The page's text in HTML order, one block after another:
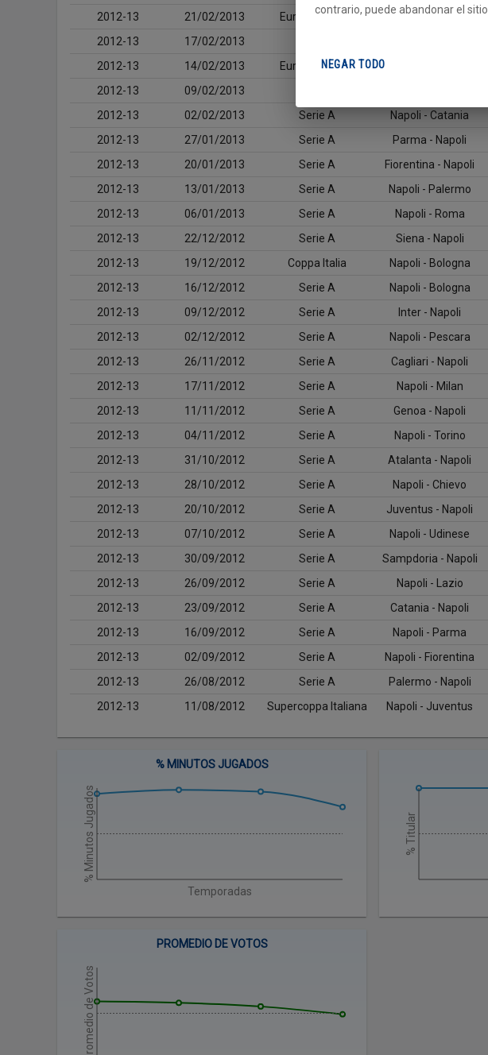
2012-13
21/02/2013 Europa League Viktoria Plzen - Napoli
2012-13
17/02/2013
2012-13
14/02/2013 Europa League Napoli - Viktoria Plzen
2012-13
09/02/2013
2012-13
02/02/2013 Serie A Napoli - Catania
2012-13
27/01/2013 Serie A Parma - Napoli
2012-13
20/01/2013 Serie A Fiorentina - Napoli
2012-13
13/01/2013 Serie A Napoli - Palermo
2012-13
06/01/2013 Serie A Napoli - Roma
2012-13
22/12/2012 Serie A Siena - Napoli
2012-13
19/12/2012 Coppa Italia Napoli - Bologna
2012-13
16/12/2012 Serie A Napoli - Bologna
2012-13
09/12/2012 Serie A Inter - Napoli
2012-13
02/12/2012 Serie A Napoli - Pescara
2012-13
26/11/2012 Serie A Cagliari - Napoli
2012-13
17/11/2012 Serie A Napoli - Milan
2012-13
11/11/2012 Serie A Genoa - Napoli
2012-13
04/11/2012 Serie A Napoli - Torino
2012-13
31/10/2012 Serie A Atalanta - Napoli
2012-13
28/10/2012 Serie A Napoli - Chievo
2012-13
20/10/2012 Serie A Juventus - Napoli
2012-13
07/10/2012 Serie A Napoli - Udinese
2012-13
30/09/2012 Serie A Sampdoria - Napoli
2012-13
26/09/2012 Serie A Napoli - Lazio
2012-13
23/09/2012 Serie A Catania - Napoli
2012-13
16/09/2012 Serie A Napoli - Parma
2012-13
02/09/2012 Serie A Napoli - Fiorentina
2012-13
26/08/2012 Serie A Palermo - Napoli
2012-13
11/08/2012 Supercoppa Italiana Napoli - Juventus
% MINUTOS JUGADOS
Temporadas
% Minutos Jugados % Titular
PROMEDIO DE VOTOS
Promedio de Votos
contrario, puede abandonar el sitio.
NEGAR TODO